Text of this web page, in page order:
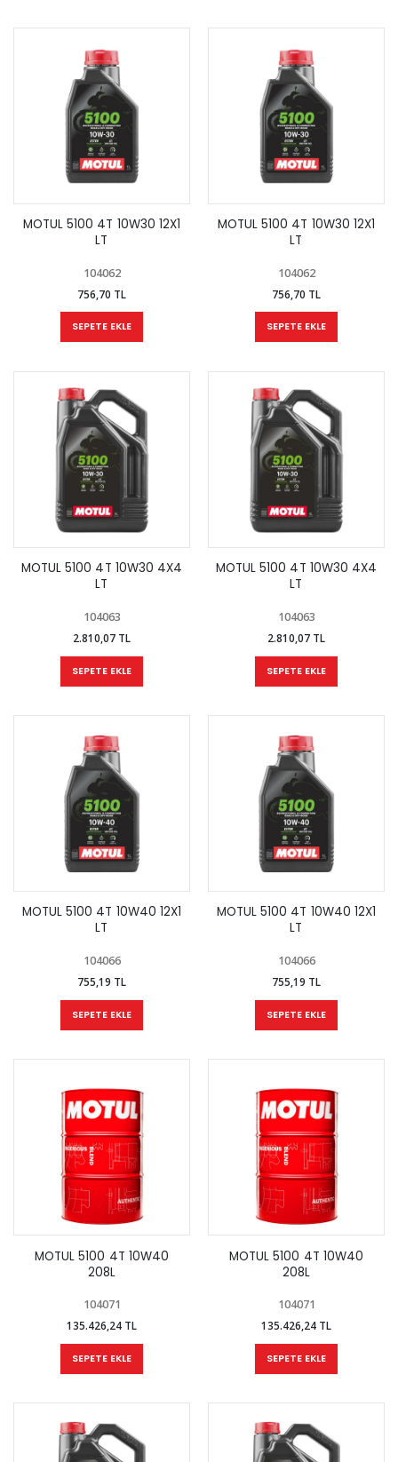
MOTUL 5100 4T 10W30 12X1
LT
104062
756,70 TL
SEPETE EKLE
MOTUL 5100 4T 10W30 12X1
LT
104062
756,70 TL
SEPETE EKLE
MOTUL 5100 4T 10W30 4X4
LT
104063
2.810,07 TL
SEPETE EKLE
MOTUL 5100 4T 10W30 4X4
LT
104063
2.810,07 TL
SEPETE EKLE
MOTUL 5100 4T 10W40 12X1
LT
104066
755,19 TL
SEPETE EKLE
MOTUL 5100 4T 10W40 12X1
LT
104066
755,19 TL
SEPETE EKLE
MOTUL 5100 4T 10W40
208L
104071
135.426,24 TL
SEPETE EKLE
MOTUL 5100 4T 10W40
208L
104071
135.426,24 TL
SEPETE EKLE